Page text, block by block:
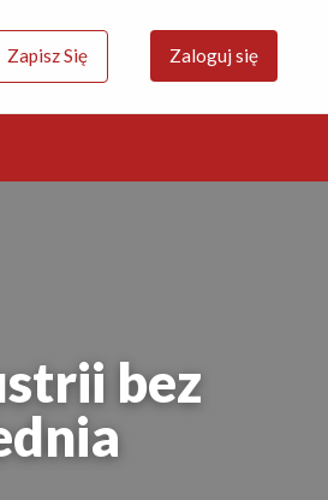
Zapisz Się Zaloguj się
bez